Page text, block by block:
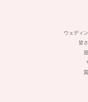
ウェディ
皆